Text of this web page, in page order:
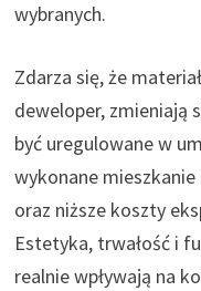
wybranych.
Zdarza się, że
deweloper, zmieniają
być uregulowane w
wykonane
oraz niższe koszty
Estetyka, trwałość i
realnie wpływają na